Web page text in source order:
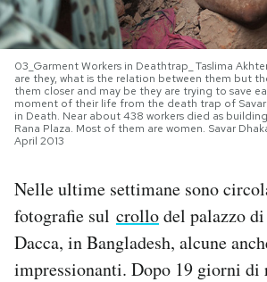
PODCAST
NEWSLETTER
I MIEI PREFERITI
SHOP
CALENDARIO
03_Garment Workers in Deathtrap_ Taslima
are they, what is the relation between them but
them closer and may be they are trying to save
moment of their life from the death trap of Savar
in Death. Near about 438 workers died as
Rana Plaza. Most of them are women. Savar
April 2013
Nelle ultime settimane sono
fotografie sul crollodel palazzo
Dacca, in Bangladesh, alcune
impressionanti. Dopo 19 giorni di